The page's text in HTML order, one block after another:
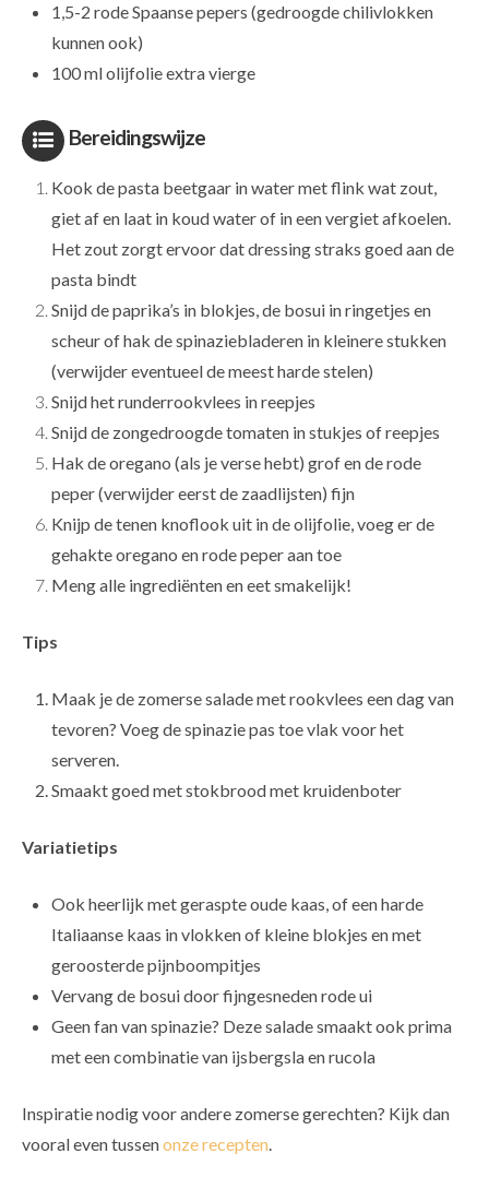
1,5-2 rode Spaanse pepers (gedroogde chilivlokken
kunnen ook)
100 ml olijfolie extra vierge
Bereidingswijze
Kook de pasta beetgaar in water met flink wat zout,
giet af en laat in koud water of in een vergiet afkoelen.
Het zout zorgt ervoor dat dressing straks goed aan de
pasta bindt
Snijd de paprika’s in blokjes, de bosui in ringetjes en
scheur of hak de spinaziebladeren in kleinere stukken
(verwijder eventueel de meest harde stelen)
Snijd het runderrookvlees in reepjes
Snijd de zongedroogde tomaten in stukjes of reepjes
Hak de oregano (als je verse hebt) grof en de rode
peper (verwijder eerst de zaadlijsten) fijn
Knijp de tenen knoflook uit in de olijfolie, voeg er de
gehakte oregano en rode peper aan toe
Meng alle ingrediënten en eet smakelijk!
Tips
Maak je de zomerse salade met rookvlees een dag van
tevoren? Voeg de spinazie pas toe vlak voor het
serveren.
Smaakt goed met stokbrood met kruidenboter
Variatietips
Ook heerlijk met geraspte oude kaas, of een harde
Italiaanse kaas in vlokken of kleine blokjes en met
geroosterde pijnboompitjes
Vervang de bosui door fijngesneden rode ui
Geen fan van spinazie? Deze salade smaakt ook prima
met een combinatie van ijsbergsla en rucola
Inspiratie nodig voor andere zomerse gerechten? Kijk dan
vooral even tussenonze recepten